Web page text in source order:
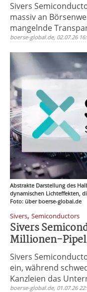
Sivers
massiv an
mangelnde
boerse-global.de, 02.07.26
Abstrakte Darstellung des
dynamischen Lichteffekten,
Foto: über boerse-global.de
Sivers, Semiconductors
Sivers
Millionen-
Sivers
ein, während
Kanzleien das
boerse-global.de, 01.07.26